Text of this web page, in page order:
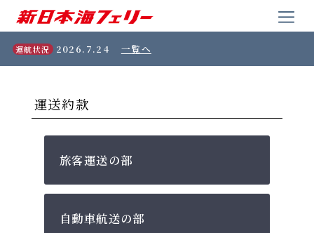
運航状況 2026.7.24 一覧へ
運送約款
旅客運送の部
自動車航送の部